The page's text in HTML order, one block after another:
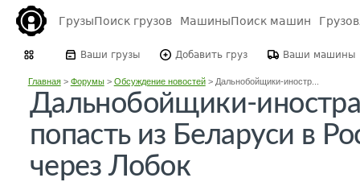
ГрузыПоиск грузов МашиныПоиск машин
Ваши грузы Добавить груз Ваши машины
Главная> Форумы> Обсуждение новостей> Дальнобойщики-иностр...
Дальнобойщики-
попасть из Беларуси в
через Лобок